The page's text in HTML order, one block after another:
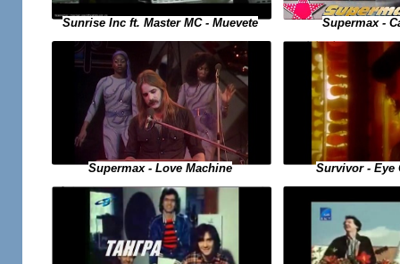
Sunrise Inc ft. Master MC - Muevete Supermax -
Supermax - Love Machine Survivor - Eye